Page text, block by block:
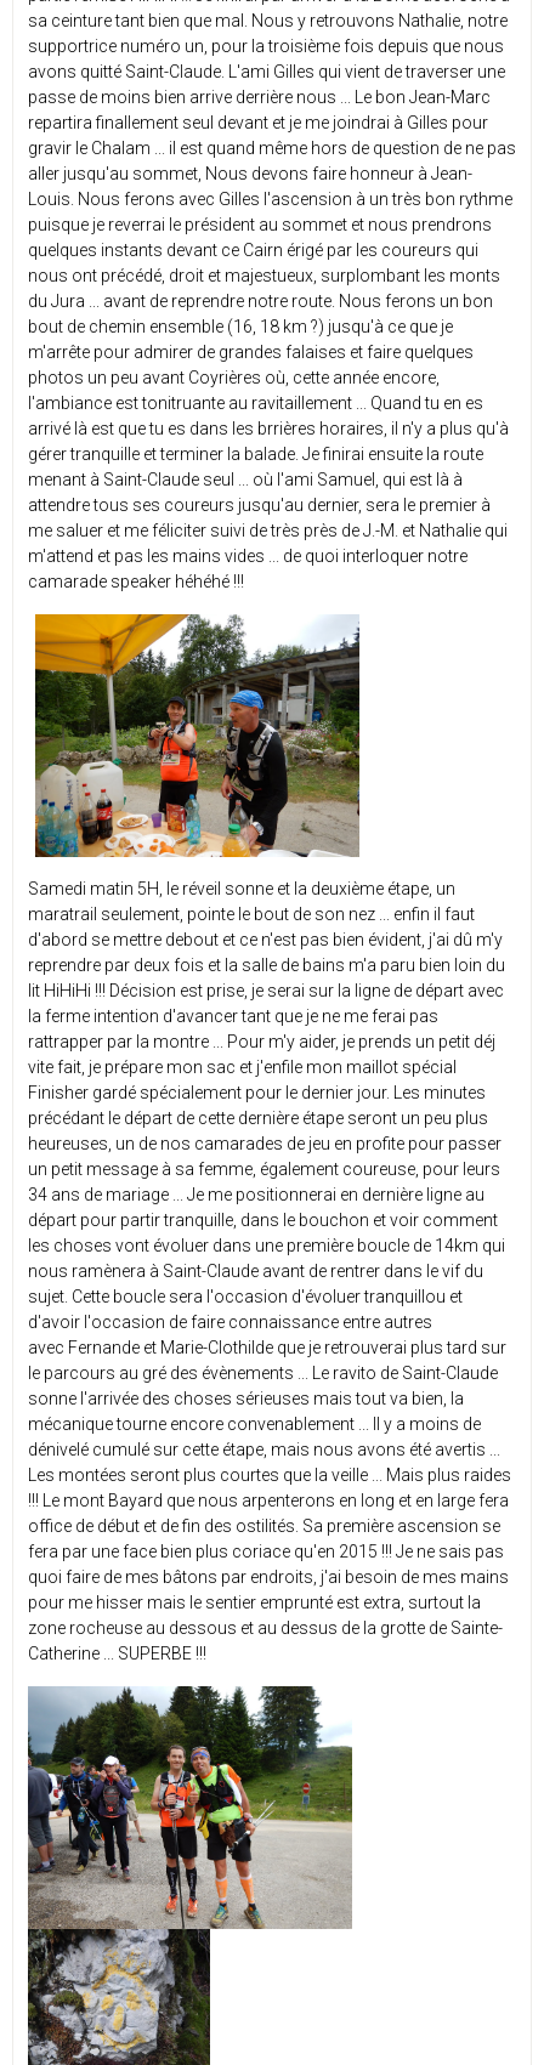
sa ceinture tant bien que mal. Nous y retrouvons Nathalie, notre
supportrice numéro un, pour la troisième fois depuis que nous
avons quitté Saint-Claude. L'ami Gilles qui vient de traverser une
passe de moins bien arrive derrière nous ... Le bon Jean-Marc
repartira finallement seul devant et je me joindrai à Gilles pour
gravir le Chalam ... il est quand même hors de question de ne pas
aller jusqu'au sommet, Nous devons faire honneur à Jean-
Louis. Nous ferons avec Gilles l'ascension à un très bon rythme
puisque je reverrai le président au sommet et nous prendrons
quelques instants devant ce Cairn érigé par les coureurs qui
nous ont précédé, droit et majestueux, surplombant les monts
du Jura ... avant de reprendre notre route. Nous ferons un bon
bout de chemin ensemble (16, 18 km ?) jusqu'à ce que je
m'arrête pour admirer de grandes falaises et faire quelques
photos un peu avant Coyrières où, cette année encore,
l'ambiance est tonitruante au ravitaillement ... Quand tu en es
arrivé là est que tu es dans les brrières horaires, il n'y a plus qu'à
gérer tranquille et terminer la balade. Je finirai ensuite la route
menant à Saint-Claude seul ... où l'ami Samuel, qui est là à
attendre tous ses coureurs jusqu'au dernier, sera le premier à
me saluer et me féliciter suivi de très près de J.-M. et Nathalie qui
m'attend et pas les mains vides ... de quoi interloquer notre
camarade speaker héhéhé !!!
Samedi matin 5H, le réveil sonne et la deuxième étape, un
maratrail seulement, pointe le bout de son nez ... enfin il faut
d'abord se mettre debout et ce n'est pas bien évident, j'ai dû m'y
reprendre par deux fois et la salle de bains m'a paru bien loin du
lit HiHiHi !!! Décision est prise, je serai sur la ligne de départ avec
la ferme intention d'avancer tant que je ne me ferai pas
rattrapper par la montre ... Pour m'y aider, je prends un petit déj
vite fait, je prépare mon sac et j'enfile mon maillot spécial
Finisher gardé spécialement pour le dernier jour. Les minutes
précédant le départ de cette dernière étape seront un peu plus
heureuses, un de nos camarades de jeu en profite pour passer
un petit message à sa femme, également coureuse, pour leurs
34 ans de mariage ... Je me positionnerai en dernière ligne au
départ pour partir tranquille, dans le bouchon et voir comment
les choses vont évoluer dans une première boucle de 14km qui
nous ramènera à Saint-Claude avant de rentrer dans le vif du
sujet. Cette boucle sera l'occasion d'évoluer tranquillou et
d'avoir l'occasion de faire connaissance entre autres
avec Fernande et Marie-Clothilde que je retrouverai plus tard sur
le parcours au gré des évènements ... Le ravito de Saint-Claude
sonne l'arrivée des choses sérieuses mais tout va bien, la
mécanique tourne encore convenablement ... Il y a moins de
dénivelé cumulé sur cette étape, mais nous avons été avertis ...
Les montées seront plus courtes que la veille ... Mais plus raides
!!! Le mont Bayard que nous arpenterons en long et en large fera
office de début et de fin des ostilités. Sa première ascension se
fera par une face bien plus coriace qu'en 2015 !!! Je ne sais pas
quoi faire de mes bâtons par endroits, j'ai besoin de mes mains
pour me hisser mais le sentier emprunté est extra, surtout la
zone rocheuse au dessous et au dessus de la grotte de Sainte-
Catherine ... SUPERBE !!!